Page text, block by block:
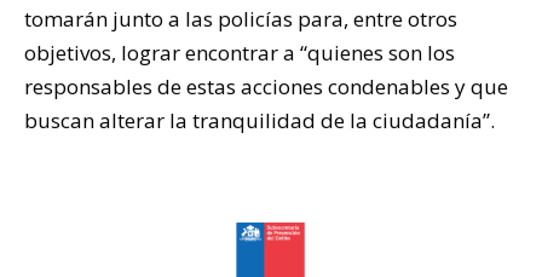
tomarán junto a las policías para, entre otros
objetivos, lograr encontrar a “quienes son los
responsables de estas acciones condenables y que
buscan alterar la tranquilidad de la ciudadanía”.